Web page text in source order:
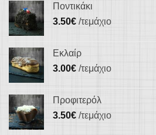
Ποντικάκι
3.50€ /τεμάχιο
Εκλαίρ
3.00€ /τεμάχιο
Προφιτερόλ
3.50€ /τεμάχιο